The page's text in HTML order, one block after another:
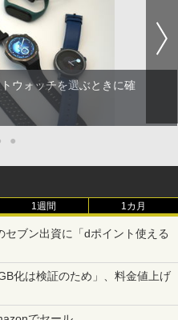
ウォッチを選ぶときに確
●
1週間 1カ月
ブン出資に「dポイント使える
化は検証のため」、料金値上げ